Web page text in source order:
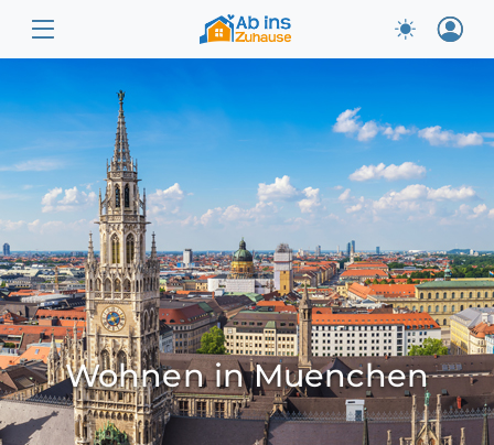
Wohnen in Muenchen